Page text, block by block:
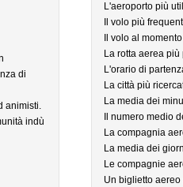
di
animisti.
indù
L'aeroporto più
Il volo più
Il volo al
La rotta aerea
L'orario di
La città più
La media dei
Il numero medio
La compagnia
La media dei
Le compagnie
Un biglietto